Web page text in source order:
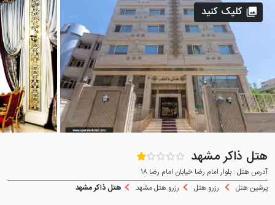
هتل ذاکر مشهد
آدرس هتل : بلوار امام رضا خیابان امام رضا 18
پرشین هتل
رزرو هتل رزرو هتل مشهد هتل ذاکر مشهد
کلیک کنید